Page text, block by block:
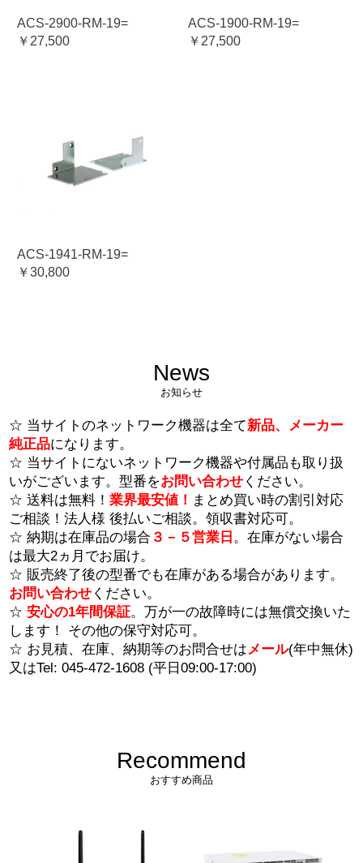
ACS-2900-RM-19=
￥27,500
ACS-1900-RM-19=
￥27,500
ACS-1941-RM-19=
￥30,800
News
お知らせ
☆ 当サイトのネットワーク機器は全て新品、メーカー
純正品になります。
☆ 当サイトにないネットワーク機器や付属品も取り扱
いがございます。型番をお問い合わせください。
☆ 送料は無料！ 業界最安値！ まとめ買い時の割引対応
ご相談！法人様 後払いご相談。領収書対応可。
☆ 納期は在庫品の場合 ３－５営業日 。在庫がない場合
は最大2ヵ月でお届け。
☆ 販売終了後の型番でも在庫がある場合があります。
お問い合わせください。
☆ 安心の1年間保証。万が一の故障時には無償交換いた
します！ その他の保守対応可。
☆ お見積、在庫、納期等のお問合せはメール(年中無休)
又はTel: 045-472-1608 (平日09:00-17:00)
Recommend
おすすめ商品